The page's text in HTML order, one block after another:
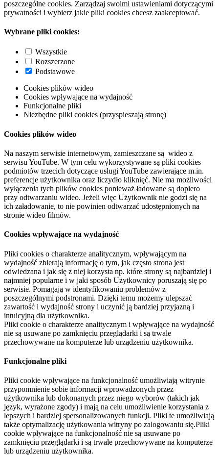
poszczególne cookies. Zarządzaj swoimi ustawieniami dotyczącymi
prywatności i wybierz jakie pliki cookies chcesz zaakceptować.
Wybrane pliki cookies:
Wszystkie
Rozszerzone
Podstawowe
Cookies plików wideo
Cookies wpływające na wydajność
Funkcjonalne pliki
Niezbędne pliki cookies (przyspieszają stronę)
Cookies plików wideo
Na naszym serwisie internetowym, zamieszczane są wideo z
serwisu YouTube. W tym celu wykorzystywane są pliki cookies
podmiotów trzecich dotyczące usługi YouTube zawierające m.in.
preferencje użytkownika oraz liczydło kliknięć. Nie ma możliwości
wyłączenia tych plików cookies ponieważ ładowane są dopiero
przy odtwarzaniu wideo. Jeżeli więc Użytkownik nie godzi się na
ich załadowanie, to nie powinien odtwarzać udostępnionych na
stronie wideo filmów.
Cookies wpływające na wydajność
Pliki cookies o charakterze analitycznym, wpływającym na
wydajność zbierają informację o tym, jak często strona jest
odwiedzana i jak się z niej korzysta np. które strony są najbardziej i
najmniej popularne i w jaki sposób Użytkownicy poruszają się po
serwisie. Pomagają w identyfikowaniu problemów z
poszczególnymi podstronami. Dzięki temu możemy ulepszać
zawartość i wydajność strony i uczynić ją bardziej przyjazną i
intuicyjną dla użytkownika.
Pliki cookie o charakterze analitycznym i wpływające na wydajność
nie są usuwane po zamknięciu przeglądarki i są trwale
przechowywane na komputerze lub urządzeniu użytkownika.
Funkcjonalne pliki
Pliki cookie wpływające na funkcjonalność umożliwiają witrynie
przypomnienie sobie informacji wprowadzonych przez
użytkownika lub dokonanych przez niego wyborów (takich jak
język, wyrażone zgody) i mają na celu umożliwienie korzystania z
lepszych i bardziej spersonalizowanych funkcji. Pliki te umożliwiają
także optymalizację użytkowania witryny po zalogowaniu się.Pliki
cookie wpływające na funkcjonalność nie są usuwane po
zamknięciu przeglądarki i są trwale przechowywane na komputerze
lub urządzeniu użytkownika.